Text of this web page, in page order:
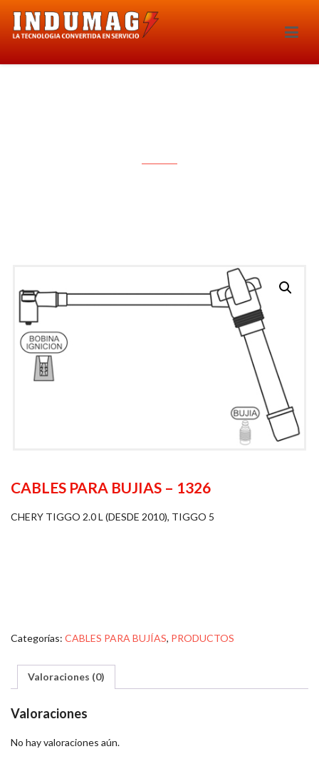
CABLES PARA BUJIAS – 1326
CHERY TIGGO 2.0 L (DESDE 2010), TIGGO 5
Categorías: CABLES PARA BUJÍAS, PRODUCTOS
Valoraciones (0)
Valoraciones
No hay valoraciones aún.